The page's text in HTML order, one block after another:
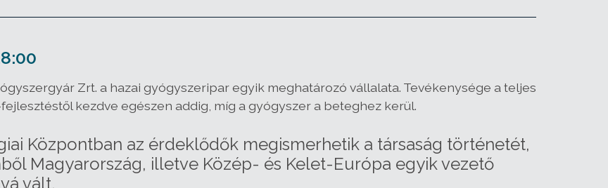
Zrt. a hazai gyógyszeripar egyik meghatározó vállalata. Tevékenysége a teljes
kezdve egészen addig, míg a gyógyszer a beteghez kerül.
Központban az érdeklődők megismerhetik a társaság történetét,
Magyarország, illetve Közép- és Kelet-Európa egyik vezető
vált.